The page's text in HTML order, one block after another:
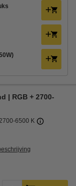
| RGB + 2700-
6500 K